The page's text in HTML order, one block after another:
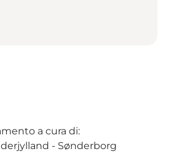
a cura di:
- Sønderborg